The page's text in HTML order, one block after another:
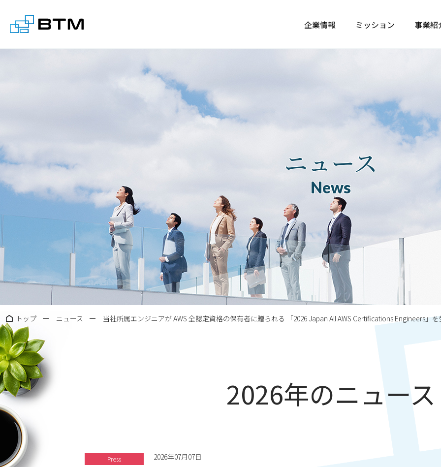
企業情報 ミッション 事業紹
ニュース
News
トップ ニュース 当社所属エンジニアが AWS 全認定資格の保有者に贈られる 「2026 Japan All AWS Certifications Engineers」
2026年のニュース
2026年07月07日
Press